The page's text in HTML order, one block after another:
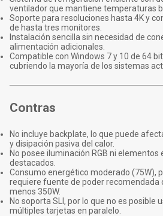
ventilador que mantiene temperaturas
Soporte para resoluciones hasta 4K y
de hasta tres monitores.
Instalación sencilla sin necesidad de
alimentación adicionales.
Compatible con Windows 7 y 10 de 64
cubriendo la mayoría de los sistemas
Contras
No incluye backplate, lo que puede
y disipación pasiva del calor.
No posee iluminación RGB ni elementos
destacados.
Consumo energético moderado (75W),
requiere fuente de poder recomendada
menos 350W.
No soporta SLI, por lo que no es posible
múltiples tarjetas en paralelo.